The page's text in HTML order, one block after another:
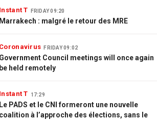
Instant T FRIDAY 09:20
Marrakech : malgré le retour des MRE
Coronavirus FRIDAY 09:02
Government Council meetings will once again
be held remotely
Instant T 17:29
Le PADS et le CNI formeront une nouvelle
coalition à l’approche des élections, sans le